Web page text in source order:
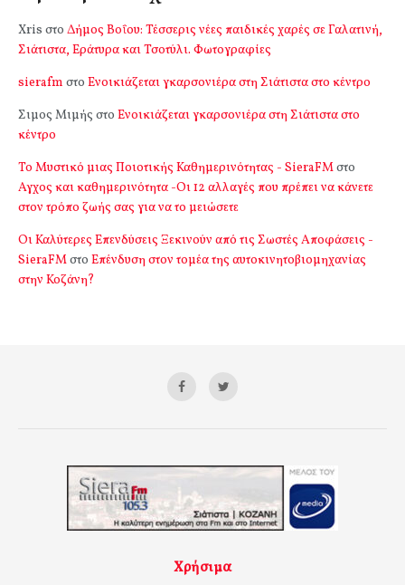
Xris στο Δήμος Βοΐου: Τέσσερις νέες παιδικές χαρές σε Γαλατινή,
Σιάτιστα, Εράτυρα και Τσοτύλι. Φωτογραφίες
sierafm στο Ενοικιάζεται γκαρσονιέρα στη Σιάτιστα στο κέντρο
Σιμος Μιμής στο Ενοικιάζεται γκαρσονιέρα στη Σιάτιστα στο
κέντρο
Το Μυστικό μιας Ποιοτικής Καθημερινότητας - SieraFMστο
Αγχος και καθημερινότητα -Οι 12 αλλαγές που πρέπει να κάνετε
στον τρόπο ζωής σας για να το μειώσετε
Οι Καλύτερες Επενδύσεις Ξεκινούν από τις Σωστές Αποφάσεις -
SieraFMστο Επένδυση στον τομέα της αυτοκινητοβιομηχανίας
στην Κοζάνη?
Χρήσιμα